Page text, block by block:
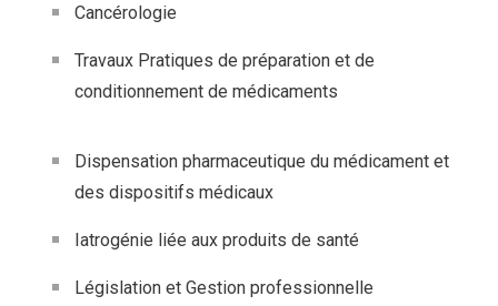
Cancérologie
Travaux Pratiques de préparation et de
conditionnement de médicaments
Dispensation pharmaceutique du médicament et
des dispositifs médicaux
Iatrogénie liée aux produits de santé
Législation et Gestion professionnelle